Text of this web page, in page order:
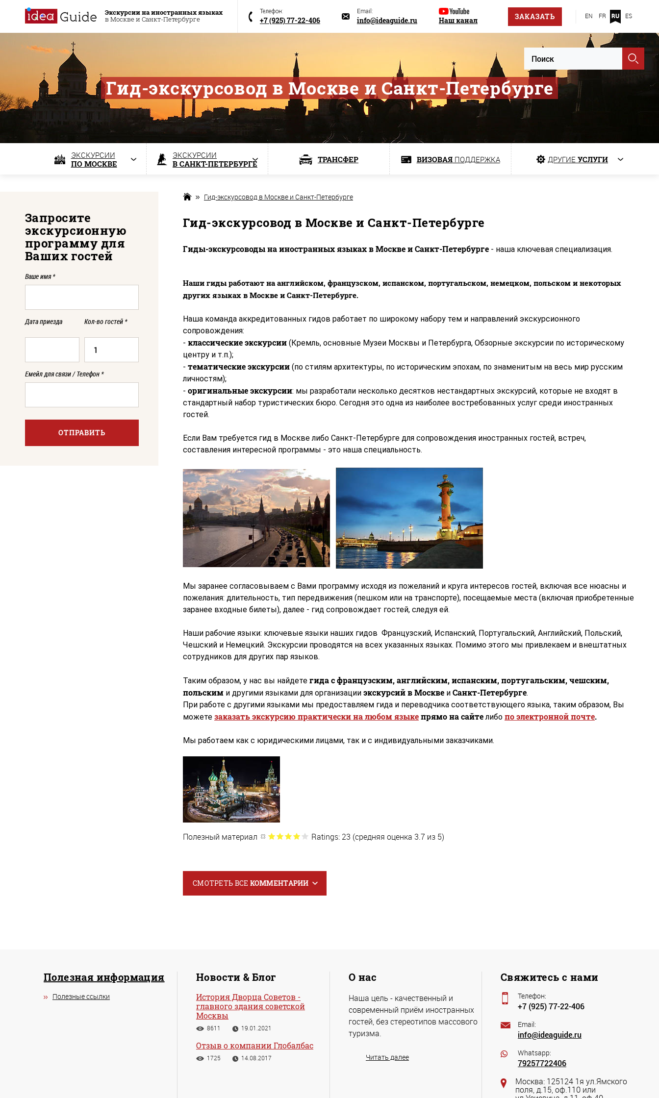
Экскурсии на иностранных языках
в Москве и Санкт-Петербурге
Телефон:
+7 (925) 77-22-406
Email:
info@ideaguide.ru Наш канал ЗАКАЗАТЬ EN FR RU ES
Гид-экскурсовод в Москве и Санкт-Петербурге
ЭКСКУРСИИ
ПО МОСКВЕ
ЭКСКУРСИИ
В САНКТ-ПЕТЕРБУРГЕ
ТРАНСФЕР ВИЗОВАЯПОДДЕРЖКА ДРУГИЕ УСЛУГИ
Гид-экскурсовод в Москве и Санкт-Петербурге
Гид-экскурсовод в Москве и Санкт-Петербурге
Гиды-экскурсоводы на иностранных языках в Москве и Санкт-Петербурге - наша ключевая специализация.
Наши гиды работают на английском, французском, испанском, португальском, немецком, польском и некоторых
других языках в Москве и Санкт-Петербурге.
Наша команда аккредитованных гидов работает по широкому набору тем и направлений экскурсионного
сопровождения:
- классические экскурсии (Кремль, основные Музеи Москвы и Петербурга, Обзорные экскурсии по историческому
центру и т.п.);
- тематические экскурсии (по стилям архитектуры, по историческим эпохам, по знаменитым на весь мир русским
личностям);
- оригинальные экскурсии: мы разработали несколько десятков нестандартных экскурсий, которые не входят в
стандартный набор туристических бюро. Сегодня это одна из наиболее востребованных услуг среди иностранных
гостей.
Если Вам требуется гид в Москве либо Санкт-Петербурге для сопровождения иностранных гостей, встреч,
составления интересной программы - это наша специальность.
Мы заранее согласовываем с Вами программу исходя из пожеланий и круга интересов гостей, включая все нюасны и
пожелания: длительность, тип передвижения (пешком или на транспорте), посещаемые места (включая приобретенные
заранее входные билеты), далее - гид сопровождает гостей, следуя ей.
Наши рабочие языки: ключевые языки наших гидов Французский, Испанский, Португальский, Английский, Польский,
Чешский и Немецкий. Экскурсии проводятся на всех указанных языках. Помимо этого мы привлекаем и внештатных
сотрудников для других пар языков.
Таким образом, у нас вы найдете гида с французским, английским, испанским, португальским, чешским,
польским и другими языками для организации экскурсий в Москве и Санкт-Петербурге.
При работе с другими языками мы предоставляем гида и переводчика соответствующего языка, таким образом, Вы
можете заказать экскурсию практически на любом языкепрямо на сайтелибо по электронной почте.
Мы работаем как с юридическими лицами, так и с индивидуальными заказчиками.
Полезный материал Ratings: 23 (средняя оценка 3.7 из 5)
СМОТРЕТЬ ВСЕ КОММЕНТАРИИ
Запросите
экскурсионную
программу для
Ваших гостей
Ваше имя*
Дата приезда Кол-во гостей *
Емейл для связи / Телефон *
ОТПРАВИТЬ
Полезная информация
Полезные ссылки
Новости & Блог
История Дворца Советов -
главного здания советской
Москвы
8611 19.01.2021
Отзыв о компании Глобалбас
1725 14.08.2017
О нас
Наша цель - качественный и
современный приём иностранных
гостей, без стереотипов массового
туризма.
Читать далее
Свяжитесь с нами
Телефон:
+7 (925) 77-22-406
Email:
info@ideaguide.ru
Whatsapp:
79257722406
Москва: 125124 1я ул.Ямского
поля, д.15, оф.110 или